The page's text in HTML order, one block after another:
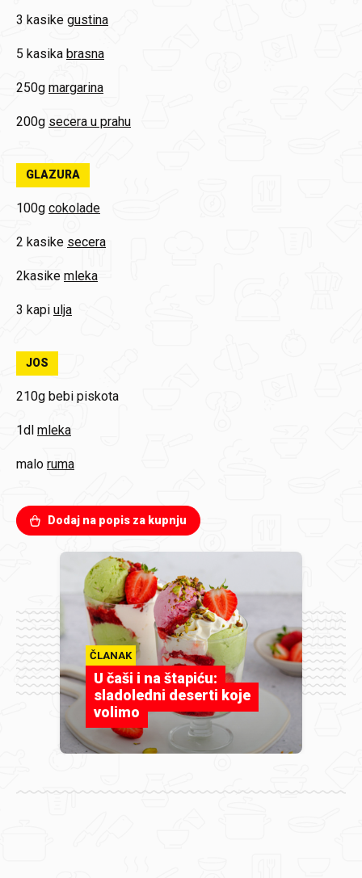
3 kasike gustina
5 kasika brasna
250g margarina
200g secera u prahu
GLAZURA
100g cokolade
2 kasike secera
2kasike mleka
3 kapi ulja
JOS
210g bebi piskota
1dl mleka
malo ruma
Dodaj na popis za kupnju
ČLANAK
U čaši i na štapiću:
sladoledni deserti koje
volimo